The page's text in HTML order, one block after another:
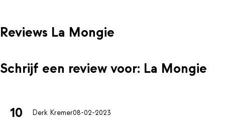
Reviews La Mongie
Schrijf een review voor: La Mongie
10 Derk Kremer08-02-2023